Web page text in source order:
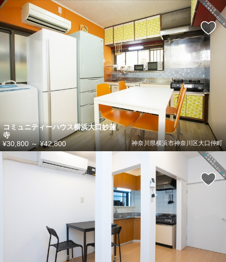
コミュニティーハウス横浜大口妙蓮
寺
神奈川県横浜市神奈川区大口仲町
¥30,800～¥42,800